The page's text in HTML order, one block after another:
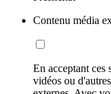
Contenu média
En acceptant ces
vidéos ou